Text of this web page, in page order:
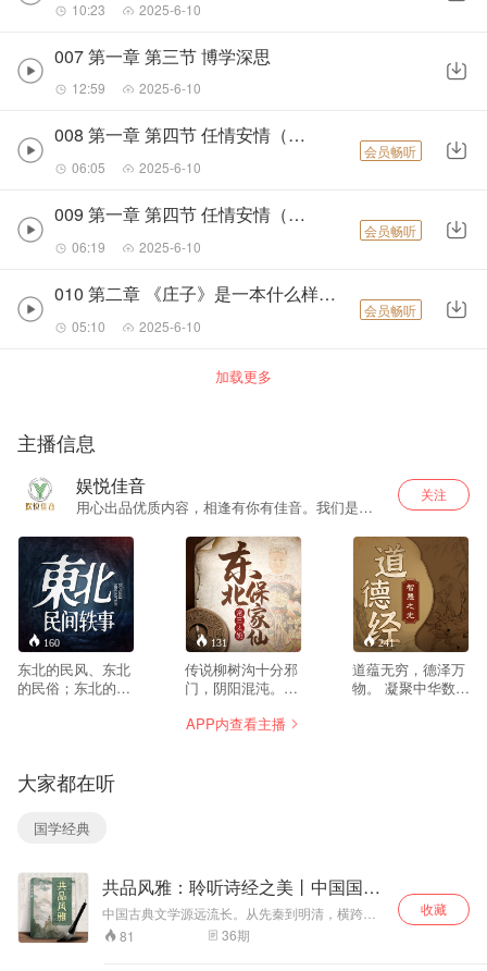
10:23 2025-6-10
007 第一章 第三节 博学深思
12:59 2025-6-10
008 第一章 第四节 任情安情（上）
06:05 2025-6-10
会员畅听
009 第一章 第四节 任情安情（下）
06:19 2025-6-10
会员畅听
010 第二章 《庄子》是一本什么样的书？.mp3
05:10 2025-6-10
会员畅听
加载更多
主播信息
娱悦佳音
用心出品优质内容，相逢有你有佳音。我们是立
关注
160
东北的民风、东北
的民俗；东北的乡
农村为时代背景。
根据我国东北广为
流传着的一些民间
的精彩传说，精心
主要描述了男主人
公金明的坎坷人生
之路。从少年到中
年的传奇成长经
历。以淳朴逼真的
131
传说柳树沟十分邪
门，阴阳混沌。我
进柳树沟，从此历
树林地，弯弯曲曲
的通往县城。另外
一条，在村西南，
途径两座山连接处
241
道蕴无穷，德泽万
物。 凝聚中华数千
篇，涵盖宇宙、人
生、道德、政治等
诸多方面。本专辑
APP内查看主播
大家都在听
国学经典
共品风雅：聆听诗经之美丨中国国学
文化
中国古典文学源远流长。从先秦到明清，横跨三
千年，从诗经、楚辞到唐诗宋词、骈文、歌赋，
文体丰富。它们曾是人们口中传唱吟诵的动人韵
81 36期
收藏